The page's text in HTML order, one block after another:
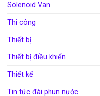
Solenoid Van
Thi công
Thiết bị
Thiết bị điều khiển
Thiết kế
Tin tức đài phun nước